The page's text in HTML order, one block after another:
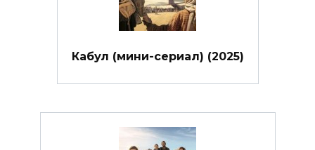
Кабул (мини-сериал) (2025)